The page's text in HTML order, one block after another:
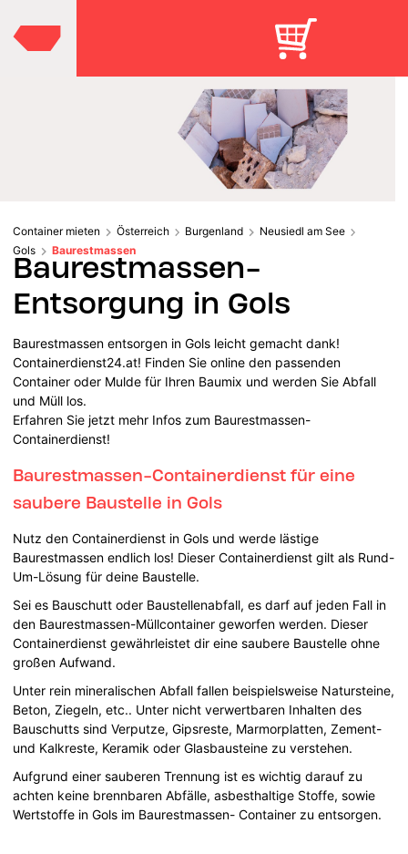
Container mieten Österreich Burgenland
Neusiedl am See
Gols
Baurestmassen
Baurestmassen-
Entsorgung in Gols
Baurestmassen entsorgen in Gols leicht gemacht dank!
Containerdienst24.at! Finden Sie online den passenden
Container oder Mulde für Ihren Baumix und werden Sie Abfall
und Müll los.
Erfahren Sie jetzt mehr Infos zum Baurestmassen-
Containerdienst!
Baurestmassen-Containerdienst für eine
saubere Baustelle in Gols
Nutz den Containerdienst in Gols und werde lästige
Baurestmassen endlich los! Dieser Containerdienst gilt als Rund-
Um-Lösung für deine Baustelle.
Sei es Bauschutt oder Baustellenabfall, es darf auf jeden Fall in
den Baurestmassen-Müllcontainer geworfen werden. Dieser
Containerdienst gewährleistet dir eine saubere Baustelle ohne
großen Aufwand.
Unter rein mineralischen Abfall fallen beispielsweise Natursteine,
Beton, Ziegeln, etc.. Unter nicht verwertbaren Inhalten des
Bauschutts sind Verputze, Gipsreste, Marmorplatten, Zement-
und Kalkreste, Keramik oder Glasbausteine zu verstehen.
Aufgrund einer sauberen Trennung ist es wichtig darauf zu
achten keine brennbaren Abfälle, asbesthaltige Stoffe, sowie
Wertstoffe in Gols im Baurestmassen- Container zu entsorgen.